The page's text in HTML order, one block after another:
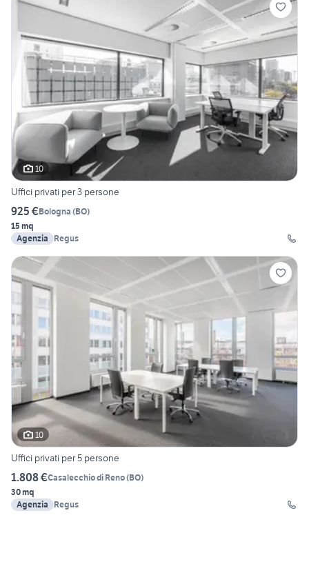
10
Uffici privati per 3 persone
925 €Bologna (BO)
15 mq
Agenzia
Regus
10
Uffici privati per 5 persone
1.808 €Casalecchio di Reno(BO)
30 mq
Agenzia
Regus